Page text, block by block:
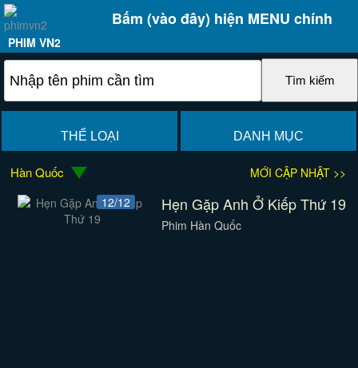
Bấm (vào đây) hiện MENU chính
PHIM VN2
THỂ LOẠI DANH MỤC
Hàn Quốc
MỚI CẬP NHẬT >>
12/12
Hẹn Gặp Anh Ở Kiếp Thứ 19
Phim Hàn Quốc